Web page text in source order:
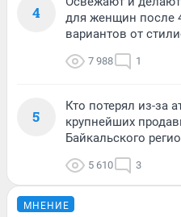
4
для женщин после
вариантов от
7 988 1
5
Кто потерял из-за
крупнейших
Байкальского
5 610 3
МНЕНИЕ